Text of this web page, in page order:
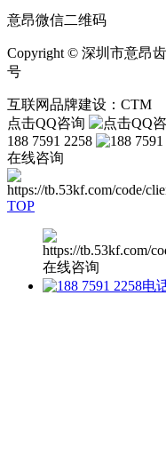
意昂微信二维码
Copyright © 深圳市意昂
号
互联网品牌建设：CTM
点击QQ咨询
188 7591 2258
在线咨询
TOP
在线咨询
电